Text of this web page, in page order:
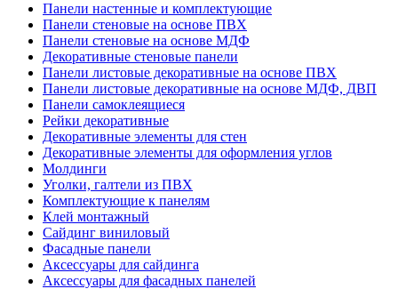
Панели настенные и комплектующие
Панели стеновые на основе ПВХ
Панели стеновые на основе МДФ
Декоративные стеновые панели
Панели листовые декоративные на основе ПВХ
Панели листовые декоративные на основе МДФ, ДВП
Панели самоклеящиеся
Рейки декоративные
Декоративные элементы для стен
Декоративные элементы для оформления углов
Молдинги
Уголки, галтели из ПВХ
Комплектующие к панелям
Клей монтажный
Сайдинг виниловый
Фасадные панели
Аксессуары для сайдинга
Аксессуары для фасадных панелей